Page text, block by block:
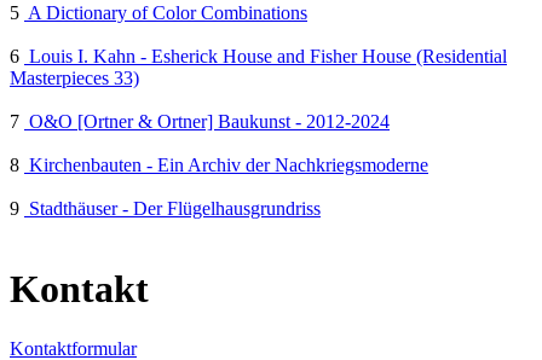
5 A Dictionary of Color Combinations
6 Louis I. Kahn - Esherick House and Fisher House (Residential
Masterpieces 33)
7 O&O [Ortner & Ortner] Baukunst - 2012-2024
8 Kirchenbauten - Ein Archiv der Nachkriegsmoderne
9 Stadthäuser - Der Flügelhausgrundriss
Kontakt
Kontaktformular